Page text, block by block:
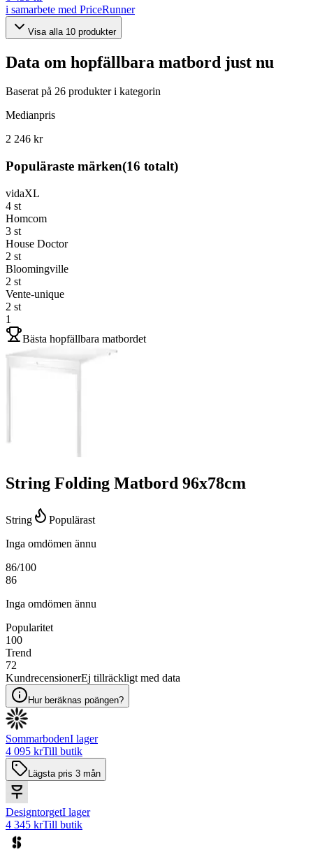
i samarbete med PriceRunner
Visa alla 10 produkter
Data om hopfällbara matbord just nu
Baserat på 26 produkter i kategorin
Medianpris
2 246 kr
Populäraste märken(16 totalt)
vidaXL
4 st
Homcom
3 st
House Doctor
2 st
Bloomingville
2 st
Vente-unique
2 st
1
Bästa hopfällbara matbordet
String Folding Matbord 96x78cm
String
Populärast
Inga omdömen ännu
86/100
86
Inga omdömen ännu
Popularitet
100
Trend
72
KundrecensionerEj tillräckligt med data
Hur beräknas poängen?
SommarbodenI lager
4 095 krTill butik
Lägsta pris 3 mån
DesigntorgetI lager
4 345 krTill butik